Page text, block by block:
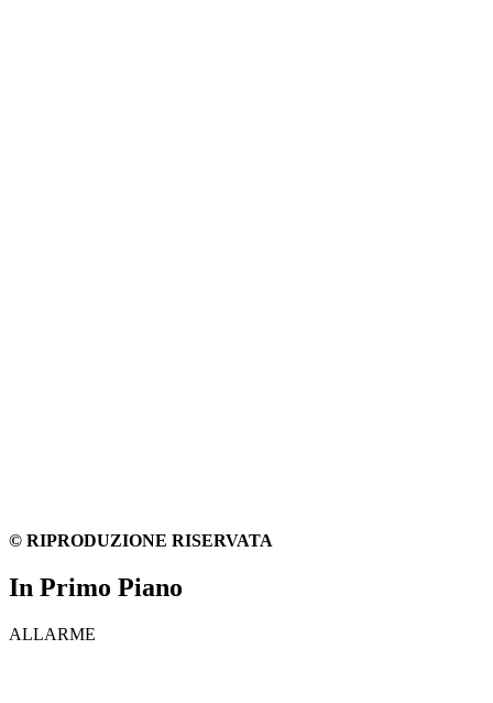
© RIPRODUZIONE RISERVATA
In Primo Piano
ALLARME